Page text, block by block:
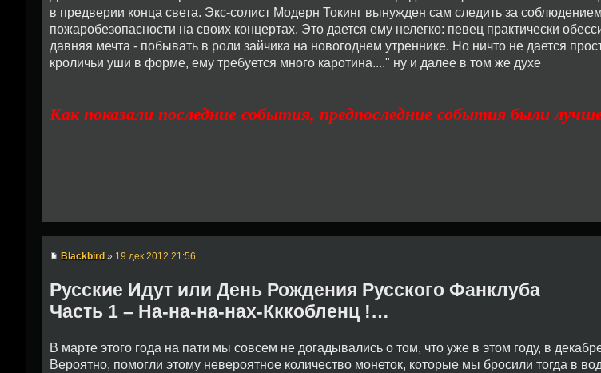
в предверии конца света. Экс-солист Модерн Токинг вынужден сам следить за
пожаробезопасности на своих концертах. Это дается ему нелегко: певец практически
давняя мечта - побывать в роли зайчика на новогоднем утреннике. Но ничто не дается
кроличьи уши в форме, ему требуется много каротина...." ну и далее в том же духе
Как показали последние события, предпоследние события были
Blackbird » 19 дек 2012 21:56
Русские Идут или День Рождения Русского Фанклуба
Часть 1 – На-на-на-нах-Кккобленц !…
В марте этого года на пати мы совсем не догадывались о том, что уже в этом году, в
Вероятно, помогли этому невероятное количество монеток, которые мы бросили тогда в